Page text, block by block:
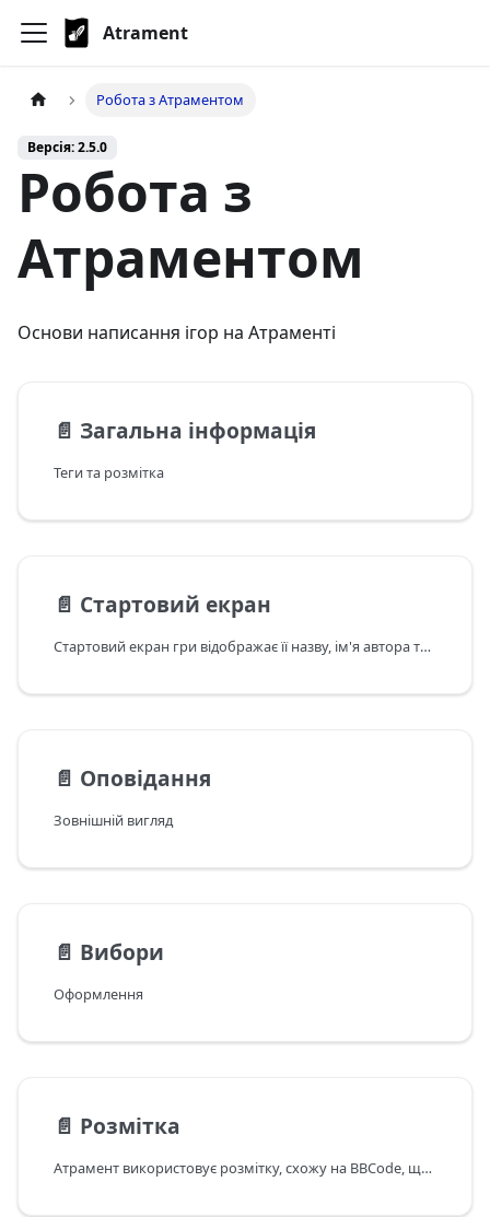
Atrament
Робота з Атраментом
Версія: 2.5.0
Робота з
Атраментом
Основи написання ігор на Атраменті
📄️ Загальна інформація
Теги та розмітка
📄️ Стартовий екран
Стартовий екран гри відображає її назву, ім'я автора та обкладинку.
📄️ Оповідання
Зовнішній вигляд
📄️ Вибори
Оформлення
📄️ Розмітка
Атрамент використовує розмітку, схожу на BBCode, щоб оформлювати текст та додавати інтерактивні елементи.